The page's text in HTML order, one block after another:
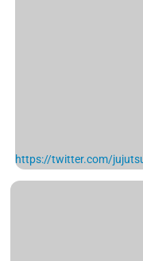
https://twitter.com/